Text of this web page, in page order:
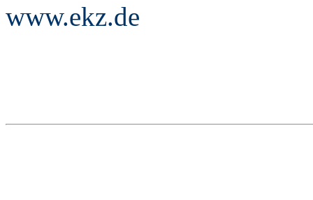
www.ekz.de